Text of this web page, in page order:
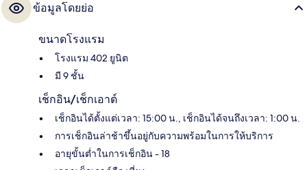
ข้อมูลโดยย่อ
ขนาดโรงแรม
โรงแรม 402 ยูนิต
มี 9 ชั้น
เช็กอิน/เช็กเอาต์
เช็กอินได้ตั้งแต่เวลา: 15:00 น., เช็กอินได้จนถึงเวลา: 1:00 น.
การเช็กอินล่าช้าขึ้นอยู่กับความพร้อมในการให้บริการ
อายุขั้นต่ำในการเช็กอิน - 18